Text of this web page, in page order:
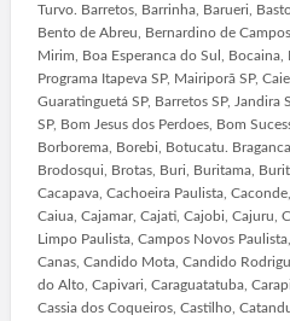
Turvo. Barretos, Barrinha, Barueri,
Bento de Abreu, Bernardino de
Mirim, Boa Esperanca do Sul,
Programa Itapeva SP, Mairiporã SP,
Guaratinguetá SP, Barretos SP, Jandira
SP, Bom Jesus dos Perdoes, Bom
Borborema, Borebi, Botucatu.
Brodosqui, Brotas, Buri, Buritama,
Cacapava, Cachoeira Paulista,
Caiua, Cajamar, Cajati, Cajobi, Cajuru,
Limpo Paulista, Campos Novos
Canas, Candido Mota, Candido
do Alto, Capivari, Caraguatatuba,
Cassia dos Coqueiros, Castilho,